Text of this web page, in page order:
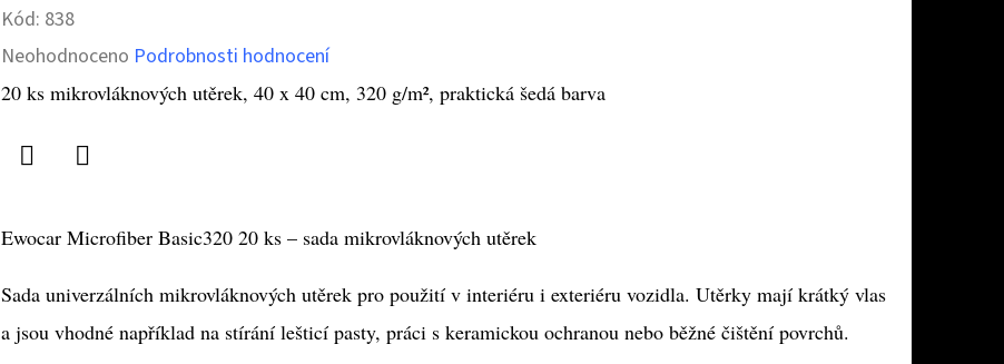
Kód: 838
Průměrné
hodnocení
z
Neohodnoceno Podrobnosti hodnocení
20 ks mikrovláknových utěrek, 40 x 40 cm, 320 g/m², praktická šedá barva
Ewocar Microfiber Basic320 20 ks – sada mikrovláknových utěrek
Sada univerzálních mikrovláknových utěrek pro použití v interiéru i exteriéru vozidla. Utěrky mají krátký vlas
a jsou vhodné například na stírání lešticí pasty, práci s keramickou ochranou nebo běžné čištění povrchů.